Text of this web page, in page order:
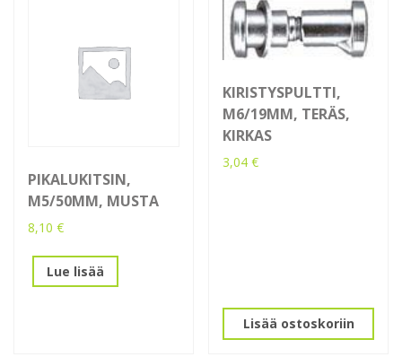
PIKALUKITSIN,
M5/50MM, MUSTA
8,10 €
Lue lisää
KIRISTYSPULTTI,
M6/19MM, TERÄS,
KIRKAS
3,04€
Lisää ostoskoriin